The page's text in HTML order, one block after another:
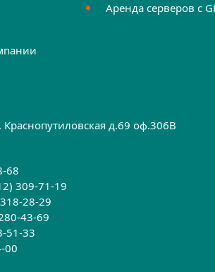
Аренда серверов с
Краснопутиловская д.69 оф.306B
68
309-71-19
28-29
43-69
51-33
00